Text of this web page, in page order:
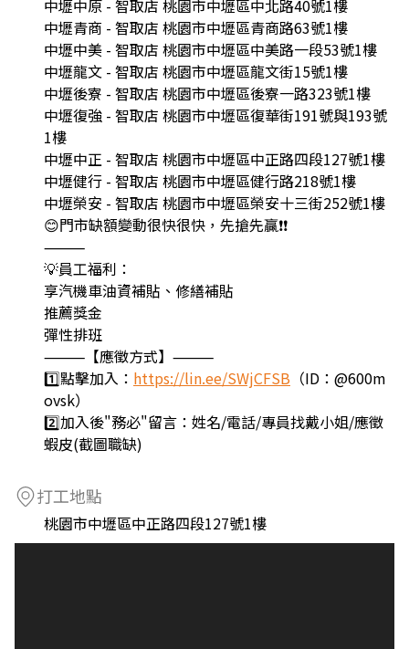
中壢中原 - 智取店 桃園市中壢區中北路40號1樓
中壢青商 - 智取店 桃園市中壢區青商路63號1樓
中壢中美 - 智取店 桃園市中壢區中美路一段53號1樓
中壢龍文 - 智取店 桃園市中壢區龍文街15號1樓
中壢後寮 - 智取店 桃園市中壢區後寮一路323號1樓
中壢復強 - 智取店 桃園市中壢區復華街191號與193號
1樓
中壢中正 - 智取店 桃園市中壢區中正路四段127號1樓
中壢健行 - 智取店 桃園市中壢區健行路218號1樓
中壢榮安 - 智取店 桃園市中壢區榮安十三街252號1樓
😊門市缺額變動很快很快，先搶先贏❗❗
⸻
💡員工福利：
享汽機車油資補貼、修繕補貼
推薦獎金
彈性排班
⸻【應徵方式】⸻
1️⃣點擊加入： https://lin.ee/SWjCFSB （ID：@600m
ovsk）
2️⃣加入後"務必"留言：姓名/電話/專員找戴小姐/應徵
蝦皮(截圖職缺)
打工地點
桃園市中壢區中正路四段127號1樓